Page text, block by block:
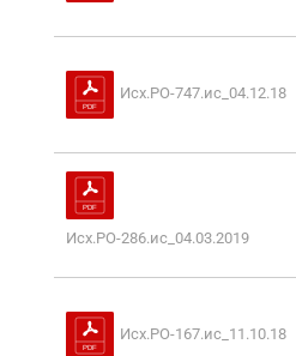
Исх.РО-747.ис_04.12.18
Исх.РО-286.ис_04.03.2019
Исх.РО-167.ис_11.10.18